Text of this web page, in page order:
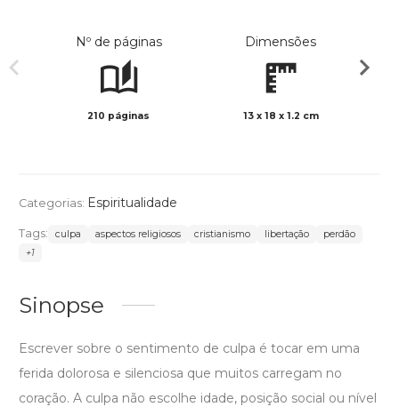
Nº de páginas
210 páginas
Dimensões
13 x 18 x 1.2 cm
Categorias: Espiritualidade
Tags: culpa aspectos religiosos cristianismo libertação
perdão
+1
Sinopse
Escrever sobre o sentimento de culpa é tocar em uma
ferida dolorosa e silenciosa que muitos carregam no
coração. A culpa não escolhe idade, posição social ou nível